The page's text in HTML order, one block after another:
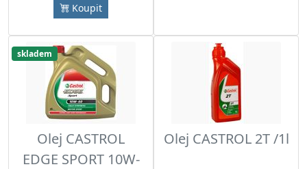
Koupit
skladem
Olej CASTROL
EDGE SPORT 10W-
Olej CASTROL 2T /1l